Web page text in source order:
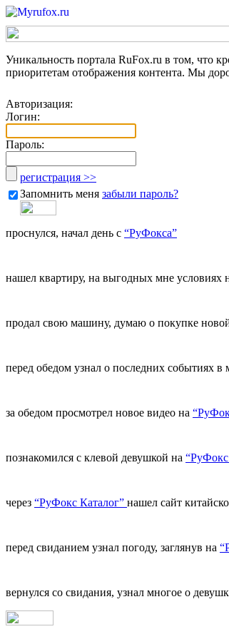
Уникальность портала RuFox.ru в том, что
приоритетам отображения контента. Мы
Авторизация:
Логин:
Пароль:
регистрация >>
Запомнить меня забыли пароль?
проснулся, начал день с “РуФокса”
нашел квартиру, на выгодных мне условиях
продал свою машину, думаю о покупке
перед обедом узнал о последних событиях
за обедом просмотрел новое видео на
познакомился с клевой девушкой на “РуФокс
через “РуФокс Каталог” нашел сайт
перед свиданием узнал погоду, заглянув на
вернулся со свидания, узнал многое о